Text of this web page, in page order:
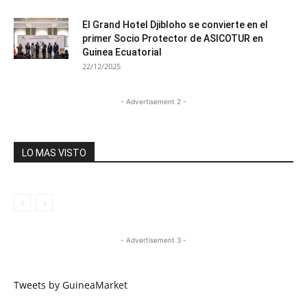
El Grand Hotel Djibloho se convierte en el
primer Socio Protector de ASICOTUR en
Guinea Ecuatorial
22/12/2025
- Advertisement 2 -
LO MAS VISTO
- Advertisement 3 -
Tweets by GuineaMarket